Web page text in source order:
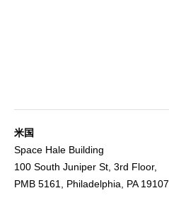
米国
Space Hale Building
100 South Juniper St, 3rd Floor,
PMB 5161, Philadelphia, PA 19107